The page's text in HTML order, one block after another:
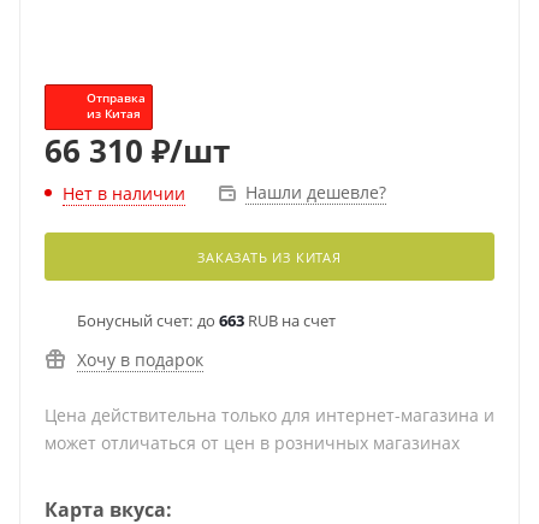
Отправка
из Китая
66 310 ₽/шт
Нет в наличии Нашли дешевле?
ЗАКАЗАТЬ ИЗ КИТАЯ
Бонусный счет: до 663 RUB на счет
Хочу в подарок
Цена действительна только для интернет-магазина и
может отличаться от цен в розничных магазинах
Карта вкуса: